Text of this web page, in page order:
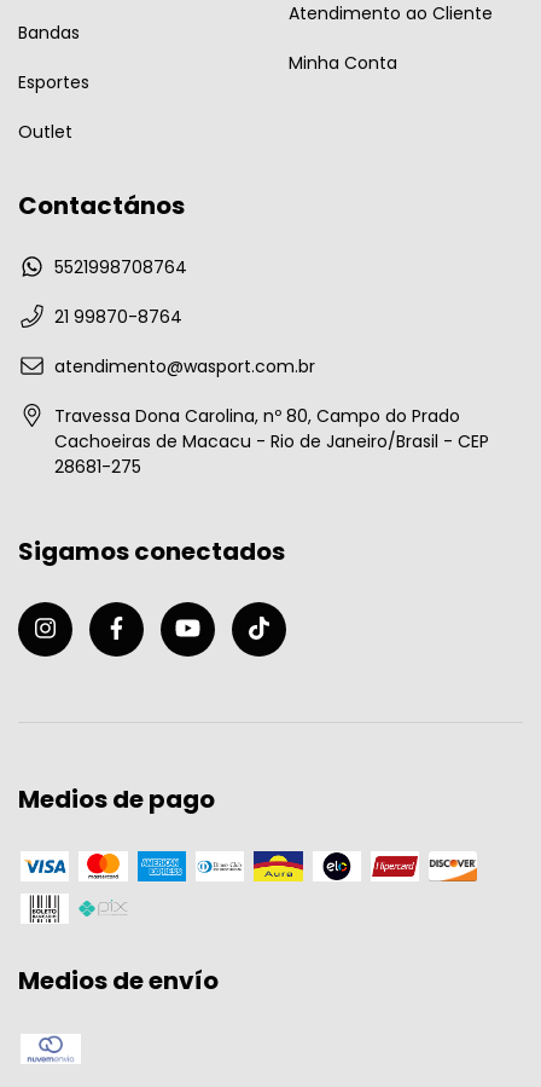
Bandas
Esportes
Outlet
Atendimento ao Cliente
Minha Conta
Contactános
5521998708764
21 99870-8764
atendimento@wasport.com.br
Travessa Dona Carolina, nº 80, Campo do Prado
Cachoeiras de Macacu - Rio de Janeiro/Brasil - CEP
28681-275
Sigamos conectados
Medios de pago
Medios de envío